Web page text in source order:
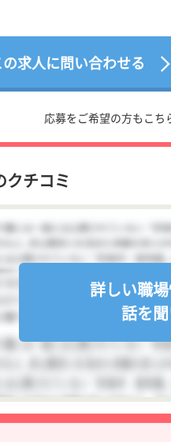
求人に問い合わせる
応募をご希望の方もこち
クチコミ
詳しい職
話を